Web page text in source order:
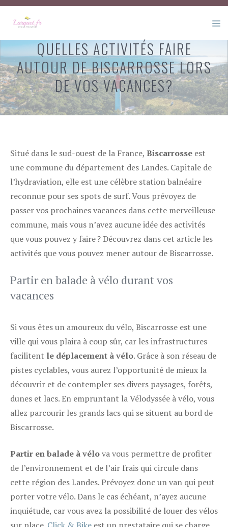
Aller
QUELLES ACTIVITÉS FAIRE
AUTOUR DE BISCARROSSE LORS
DE VOS VACANCES?
Situé dans le sud-ouest de la France, Biscarrosse est
une commune du département des Landes. Capitale de
l’hydraviation, elle est une célèbre station balnéaire
reconnue pour ses spots de surf. Vous prévoyez de
passer vos prochaines vacances dans cette merveilleuse
commune, mais vous n’avez aucune idée des activités
que vous pouvez y faire ? Découvrez dans cet article les
activités que vous pouvez mener autour de Biscarrosse.
Partir en balade à vélo durant vos
vacances
Si vous êtes un amoureux du vélo, Biscarrosse est une
ville qui vous plaira à coup sûr, car les infrastructures
facilitent le déplacement à vélo. Grâce à son réseau de
pistes cyclables, vous aurez l’opportunité de mieux la
découvrir et de contempler ses divers paysages, forêts,
dunes et lacs. En empruntant la Vélodyssée à vélo, vous
allez parcourir les grands lacs qui se situent au bord de
Biscarrosse.
Partir en balade à vélova vous permettre de profiter
de l’environnement et de l’air frais qui circule dans
cette région des Landes. Prévoyez donc un van qui peut
porter votre vélo. Dans le cas échéant, n’ayez aucune
inquiétude, car vous avez la possibilité de louer des vélos